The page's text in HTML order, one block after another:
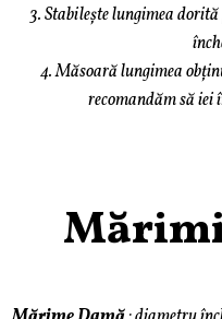
3. Stabilește lungimea
4. Măsoară lungimea
recomandăm să iei